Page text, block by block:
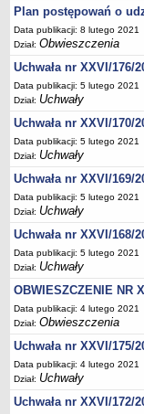
Wójt
Zastępca Wójta
Urząd gminy
Zadania publiczne
Stan zatrudnienia
Klauzule informacyjne
RADA GMINY
Transmisja z obrad
Posiedzenia
Skład Rady
Projekty uchwał
Uchwały
Uchwały archiwum
Protokoły
Deklaracje
Plan postępowań o
Data publikacji: 8 lutego 2021
Dział:Obwieszczenia
Uchwała nr XXVI/176/
Data publikacji: 5 lutego 2021
Dział: Uchwały
Uchwała nr XXVI/170/
Data publikacji: 5 lutego 2021
Dział: Uchwały
Uchwała nr XXVI/169/
Data publikacji: 5 lutego 2021
Dział: Uchwały
Uchwała nr XXVI/168/
Data publikacji: 5 lutego 2021
Dział: Uchwały
OBWIESZCZENIE NR
Data publikacji: 4 lutego 2021
Dział:Obwieszczenia
Uchwała nr XXVI/175/
Data publikacji: 4 lutego 2021
Dział: Uchwały
Uchwała nr XXVI/172/